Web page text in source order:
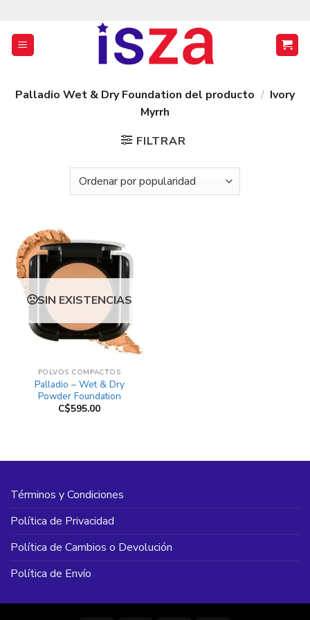
contenido
Palladio Wet & Dry Foundation del producto / Ivory
Myrrh
FILTRAR
SIN EXISTENCIAS
POLVOS COMPACTOS
Palladio – Wet & Dry
Powder Foundation
C$595.00
Términos y Condiciones
Política de Privacidad
Política de Cambios o Devolución
Política de Envío